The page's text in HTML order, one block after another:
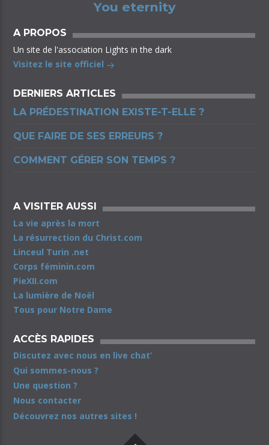
You eternity
A PROPOS
Un site de l'association Lights in the dark
Visitez le site officiel
DERNIERS ARTICLES
LA PRÉDESTINATION EXISTE-T-ELLE ?
QUE FAIRE DE SES ERREURS ?
COMMENT GÉRER SON TEMPS ?
A VISITER AUSSI
La vie après la mort
La résurrection du Christ.com
Linceul Turin .net
Corps féminin.com
PieXII.com
La lumière de Noël
Tous pour Notre Dame
ACCÈS RAPIDES
Discutez avec nous en live chat’
Qui sommes-nous ?
Une question ?
Nous contacter
Découvrez nos autres sites !